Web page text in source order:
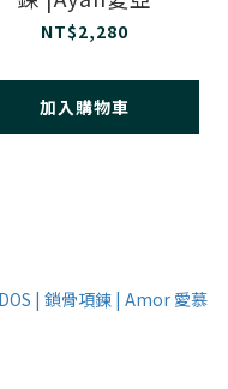
NT$2,280
加入購物車